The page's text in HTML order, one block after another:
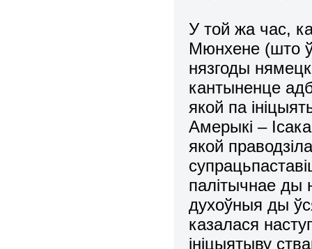
У той жа час,
Мюнхене (што
нязгоды
кантыненце
якой па
Амерыкі –
якой
палітычнае ды
духоўныя ды
казалася
ініцыятыву